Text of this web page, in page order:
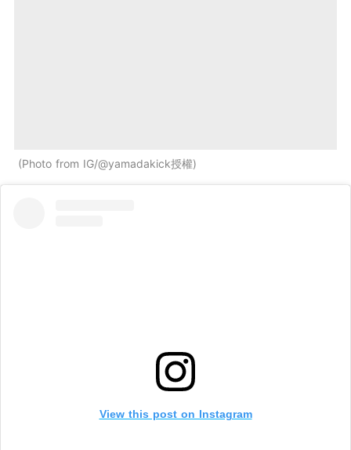
Photo from IG/@yamadakick授權
View this post on Instagram